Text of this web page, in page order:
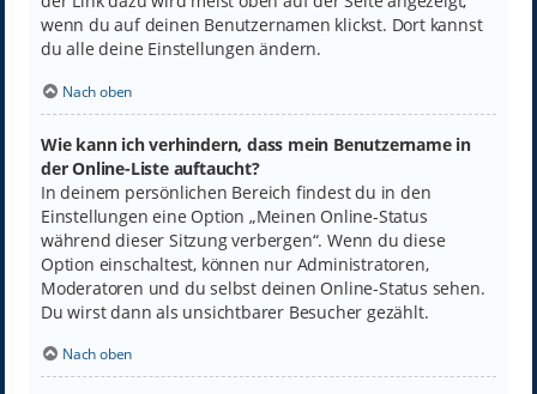
wenn du auf deinen Benutzernamen klickst. Dort kannst
du alle deine Einstellungen ändern.
Nach oben
Wie kann ich verhindern, dass mein Benutzername in
der Online-Liste auftaucht?
In deinem persönlichen Bereich findest du in den
Einstellungen eine Option „Meinen Online-Status
während dieser Sitzung verbergen“. Wenn du diese
Option einschaltest, können nur Administratoren,
Moderatoren und du selbst deinen Online-Status sehen.
Du wirst dann als unsichtbarer Besucher gezählt.
Nach oben